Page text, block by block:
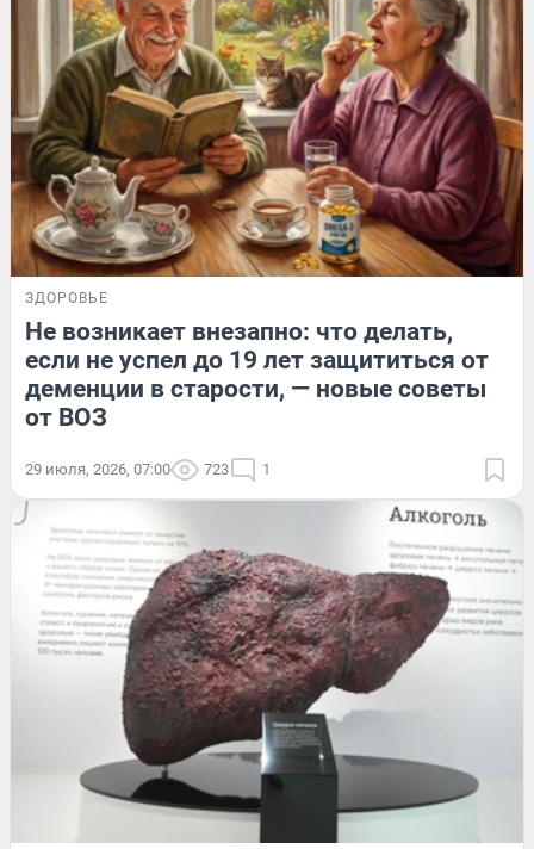
ЗДОРОВЬЕ
Не возникает внезапно: что делать,
если не успел до 19 лет защититься от
деменции в старости, — новые советы
от ВОЗ
29 июля, 2026, 07:00 723 1